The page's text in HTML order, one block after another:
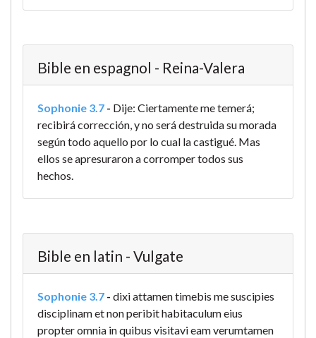
Bible en espagnol - Reina-Valera
Sophonie 3.7 - Dije: Ciertamente me temerá;
recibirá corrección, y no será destruida su morada
según todo aquello por lo cual la castigué. Mas
ellos se apresuraron a corromper todos sus
hechos.
Bible en latin - Vulgate
Sophonie 3.7 - dixi attamen timebis me suscipies
disciplinam et non peribit habitaculum eius
propter omnia in quibus visitavi eam verumtamen